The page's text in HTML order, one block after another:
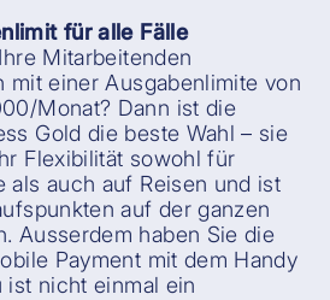
für alle Fälle
Mitarbeitenden
mit einer Ausgabenlimite von
Monat? Dann ist die
Gold die beste Wahl – sie
Flexibilität sowohl für
als auch auf Reisen und ist
auf der ganzen
Ausserdem haben Sie die
Payment mit dem Handy
ist nicht einmal ein